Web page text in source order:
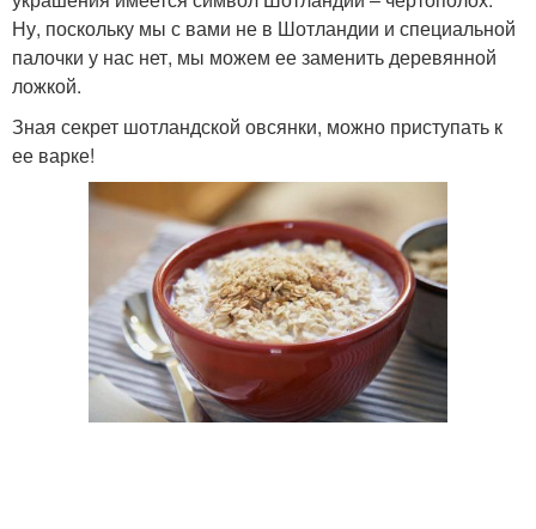
Ну, поскольку мы с вами не в Шотландии и специальной
палочки у нас нет, мы можем ее заменить деревянной
ложкой.
Зная секрет шотландской овсянки, можно приступать к
ее варке!